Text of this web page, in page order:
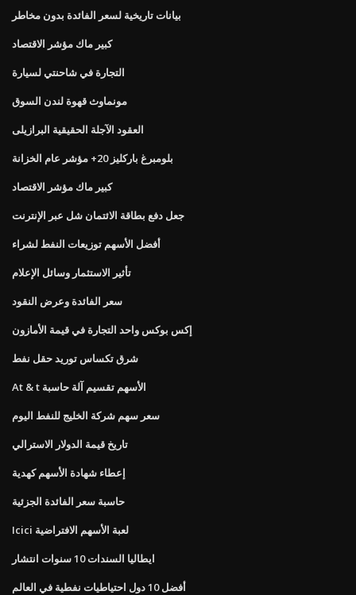
بيانات تاريخية لسعر الفائدة بدون مخاطر
كبير ماك مؤشر الاقتصاد
التجارة في شاحنتي لسيارة
مونماوث قهوة لندن السوق
العقود الآجلة الحقيقية البرازيلى
بلومبرغ باركليز 20+ مؤشر عام الخزانة
كبير ماك مؤشر الاقتصاد
جعل دفع بطاقة الائتمان شل عبر الإنترنت
أفضل الأسهم توزيعات النفط لشراء
تأثير الاستثمار وسائل الإعلام
سعر الفائدة وعرض النقود
إكس بوكس ​​واحد التجارة في قيمة الأمازون
شرق تكساس توريد حقل نفط
At & t الأسهم تقسيم آلة حاسبة
سعر سهم شركة الخليج للنفط اليوم
تاريخ قيمة الدولار الاسترالي
إعطاء شهادة الأسهم كهدية
حاسبة سعر الفائدة الجزئية
Icici لعبة الأسهم الافتراضية
ايطاليا السندات 10 سنوات انتشار
أفضل 10 دول احتياطيات نفطية في العالم